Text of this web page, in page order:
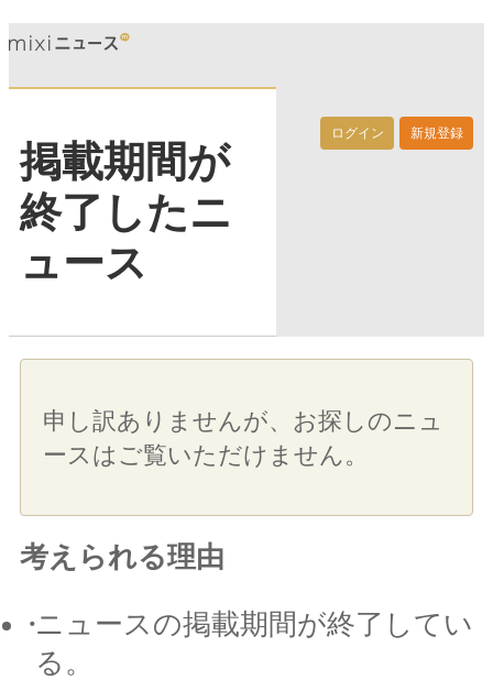
ログイン 新規登録
掲載期間が
終了したニ
ュース
申し訳ありませんが、お探しのニュ
ースはご覧いただけません。
考えられる理由
ニュースの掲載期間が終了してい
る。